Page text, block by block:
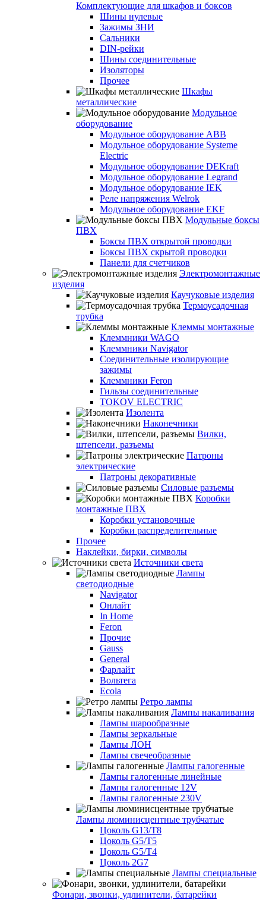
Комплектующие для шкафов и боксов
Шины нулевые
Зажимы ЗНИ
Сальники
DIN-рейки
Шины соединительные
Изоляторы
Прочее
Шкафы
металлические
Модульное
оборудование
Модульное оборудование ABB
Модульное оборудование Systeme
Electric
Модульное оборудование DEKraft
Модульное оборудование Legrand
Модульное оборудование IEK
Реле напряжения Welrok
Модульное оборудование EKF
Модульные боксы
ПВХ
Боксы ПВХ открытой проводки
Боксы ПВХ скрытой проводки
Панели для счетчиков
Электромонтажные
изделия
Каучуковые изделия
Термоусадочная
трубка
Клеммы монтажные
Клеммники WAGO
Клеммники Navigator
Соединительные изолирующие
зажимы
Клеммники Feron
Гильзы соединительные
TOKOV ELECTRIC
Изолента
Наконечники
Вилки,
штепсели, разъемы
Патроны
электрические
Патроны декоративные
Силовые разъемы
Коробки
монтажные ПВХ
Коробки установочные
Коробки распределительные
Прочее
Наклейки, бирки, символы
Источники света
Лампы
светодиодные
Navigator
Онлайт
In Home
Feron
Прочие
Gauss
General
Фарлайт
Вольтега
Ecola
Ретро лампы
Лампы накаливания
Лампы шарообразные
Лампы зеркальные
Лампы ЛОН
Лампы свечеобразные
Лампы галогенные
Лампы галогенные линейные
Лампы галогенные 12V
Лампы галогенные 230V
Лампы люминисцентные трубчатые
Цоколь G13/T8
Цоколь G5/Т5
Цоколь G5/T4
Цоколь 2G7
Лампы специальные
Фонари, звонки, удлинители, батарейки